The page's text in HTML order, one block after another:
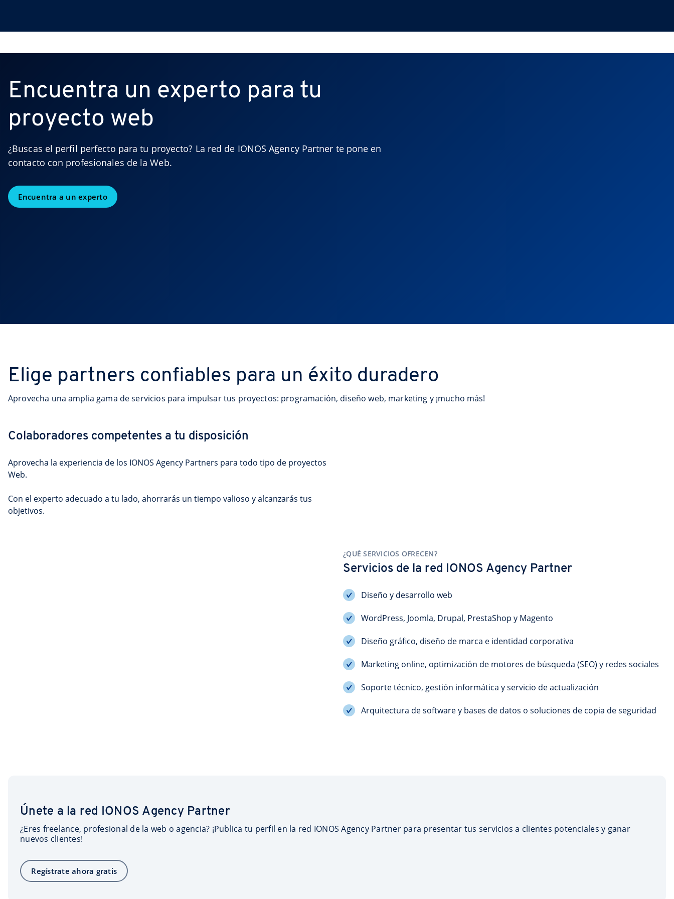
Encuentra un experto para tu
proyecto web
¿Buscas el perfil perfecto para tu proyecto? La red de IONOS Agency Partner te pone en
contacto con profesionales de la Web.
Encuentra a un experto
Elige partners confiables para un éxito duradero
Aprovecha una amplia gama de servicios para impulsar tus proyectos: programación, diseño web, marketing y ¡mucho más!
Colaboradores competentes a tu disposición
Aprovecha la experiencia de los IONOS Agency Partners para todo tipo de proyectos
Web.
Con el experto adecuado a tu lado, ahorrarás un tiempo valioso y alcanzarás tus
objetivos.
¿QUÉ SERVICIOS OFRECEN?
Servicios de la red IONOS Agency Partner
Diseño y desarrollo web
WordPress, Joomla, Drupal, PrestaShop y Magento
Diseño gráfico, diseño de marca e identidad corporativa
Marketing online, optimización de motores de búsqueda (SEO) y redes sociales
Soporte técnico, gestión informática y servicio de actualización
Arquitectura de software y bases de datos o soluciones de copia de seguridad
Únete a la red IONOS Agency Partner
¿Eres freelance, profesional de la web o agencia? ¡Publica tu perfil en la red IONOS Agency Partner para presentar tus servicios a clientes potenciales y ganar
nuevos clientes!
Regístrate ahora gratis